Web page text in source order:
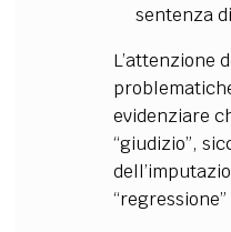
sentenza
L’attenzione
evidenziare
“giudizio”,